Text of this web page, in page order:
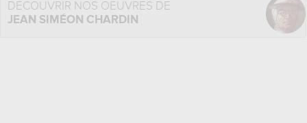
DÉCOUVRIR NOS OEUVRES DE
JEAN SIMÉON CHARDIN